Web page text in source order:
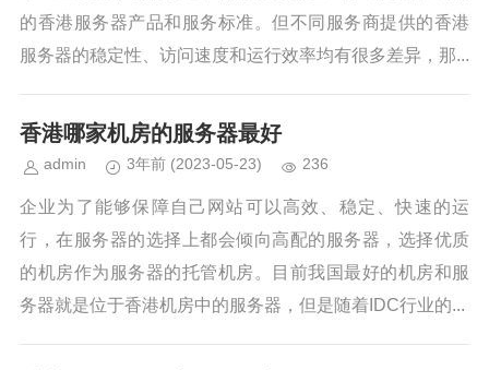
的香港服务器产品和服务标准。但不同服务商提供的香港
服务器的稳定性、访问速度和运行效率均有很多差异，那...
香港哪家机房的服务器最好
admin 3年前 (2023-05-23) 236
企业为了能够保障自己网站可以高效、稳定、快速的运
行，在服务器的选择上都会倾向高配的服务器，选择优质
的机房作为服务器的托管机房。目前我国最好的机房和服
务器就是位于香港机房中的服务器，但是随着IDC行业的...